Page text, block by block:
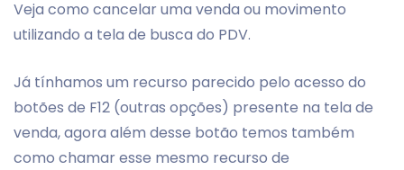
Veja como cancelar uma venda ou movimento
utilizando a tela de busca do PDV.
Já tínhamos um recurso parecido pelo acesso do
botões de F12 (outras opções) presente na tela de
venda, agora além desse botão temos também
como chamar esse mesmo recurso de